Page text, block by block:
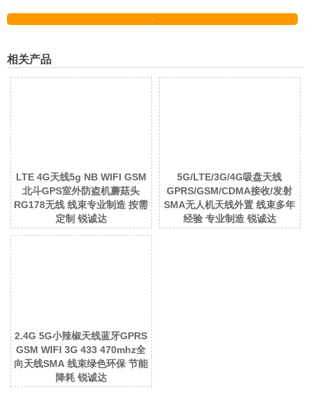
相关产品
LTE 4G天线5g NB WIFI GSM
北斗GPS室外防盗机蘑菇头
RG178无线 线束专业制造 按需
定制 锐诚达
5G/LTE/3G/4G吸盘天线
GPRS/GSM/CDMA接收/发射
SMA无人机天线外置 线束多年
经验 专业制造 锐诚达
2.4G 5G小辣椒天线蓝牙GPRS
GSM WIFI 3G 433 470mhz全
向天线SMA 线束绿色环保 节能
降耗 锐诚达